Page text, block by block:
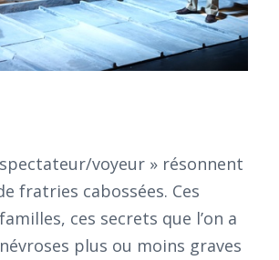
spectateur/voyeur » résonnent
fratries cabossées. Ces
ces secrets que l’on a
plus ou moins graves